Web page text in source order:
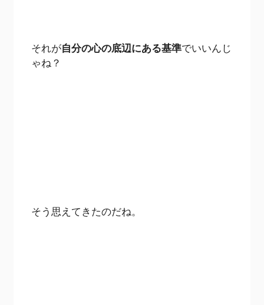
それが自分の心の底辺にある基準でいいんじ
ゃね？
そう思えてきたのだね。